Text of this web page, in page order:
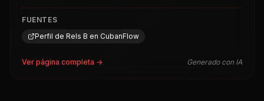
FUENTES
Perfil de Rels B en CubanFlow
Ver página completa → Generado con IA